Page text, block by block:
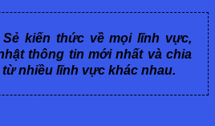
kiến thức về mọi lĩnh vực,
thông tin mới nhất và chia
nhiều lĩnh vực khác nhau.